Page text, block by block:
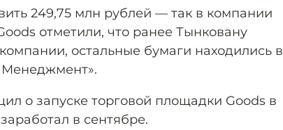
249,75 млн рублей — так в компании
отметили, что ранее Тынковану
остальные бумаги находились в
Менеджмент».
о запуске торговой площадки Goods в
в сентябре.